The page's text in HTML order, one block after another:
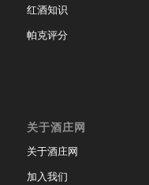
红酒知识
帕克评分
关于酒庄网
关于酒庄网
加入我们